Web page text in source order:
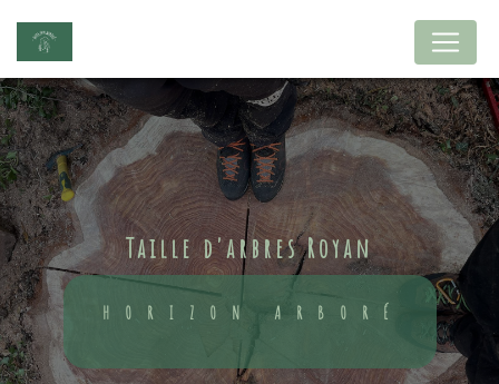
taille d'arbres Royan
HORIZON ARBORÉ